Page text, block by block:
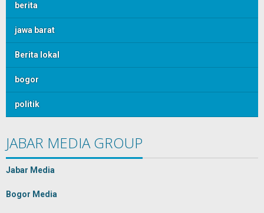
berita
jawa barat
Berita lokal
bogor
politik
JABAR MEDIA GROUP
Jabar Media
Bogor Media